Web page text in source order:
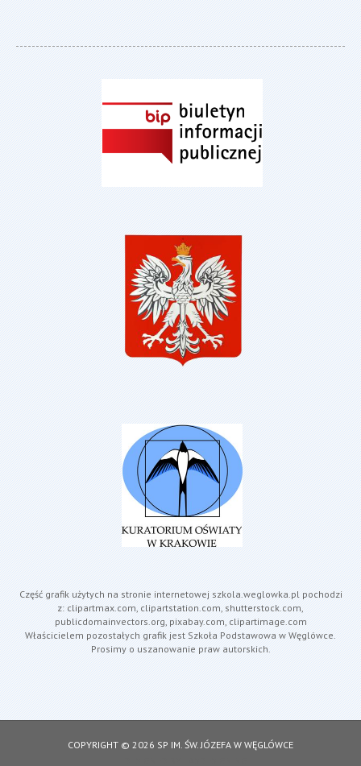
Część grafik użytych na stronie internetowej szkola.weglowka.pl pochodzi
z: clipartmax.com, clipartstation.com, shutterstock.com,
publicdomainvectors.org, pixabay.com, clipartimage.com
Właścicielem pozostałych grafik jest Szkoła Podstawowa w Węglówce.
Prosimy o uszanowanie praw autorskich.
COPYRIGHT © 2026 SP IM. ŚW. JÓZEFA W WĘGLÓWCE